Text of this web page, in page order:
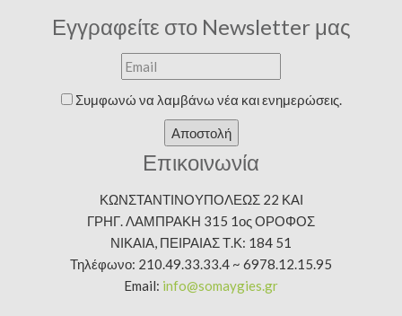
Εγγραφείτε στο Newsletter μας
Συμφωνώ να λαμβάνω νέα και ενημερώσεις.
Αποστολή
Επικοινωνία
ΚΩΝΣΤΑΝΤΙΝΟΥΠΟΛΕΩΣ 22 ΚΑΙ
ΓΡΗΓ. ΛΑΜΠΡΑΚΗ 315 1ος ΟΡΟΦΟΣ
ΝΙΚΑΙΑ, ΠΕΙΡΑΙΑΣ Τ.Κ: 184 51
Τηλέφωνο: 210.49.33.33.4 ~ 6978.12.15.95
Email: info@somaygies.gr